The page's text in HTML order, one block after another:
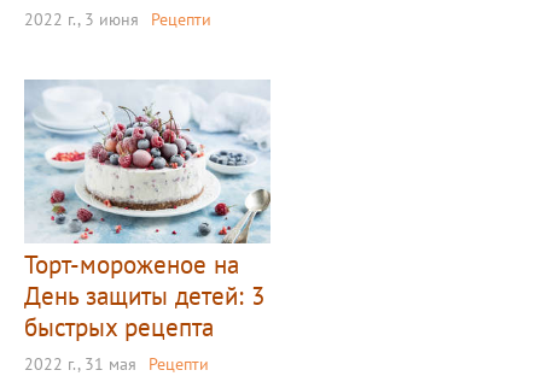
2022 г., 3 июня Рецепти
Торт-мороженое на
День защиты детей: 3
быстрых рецепта
2022 г., 31 мая Рецепти